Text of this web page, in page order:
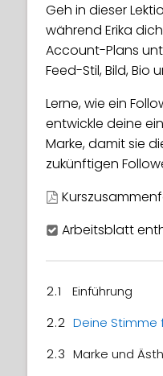
Geh in dieser
während Erika
Account-Plans
Feed-Stil, Bild, Bio
Lerne, wie ein
entwickle deine
Marke, damit sie
zukünftigen
Arbeitsblatt
2.1 Einführung
2.2 Deine Stimme
2.3 Marke und